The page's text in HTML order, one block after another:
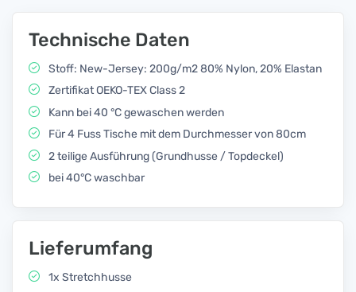
Technische Daten
Stoff: New-Jersey: 200g/m2 80% Nylon, 20% Elastan
Zertifikat OEKO-TEX Class 2
Kann bei 40 °C gewaschen werden
Für 4 Fuss Tische mit dem Durchmesser von 80cm
2 teilige Ausführung (Grundhusse / Topdeckel)
bei 40°C waschbar
Lieferumfang
1x Stretchhusse